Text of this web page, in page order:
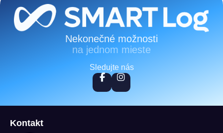
Zápätie
Nekonečné možnosti
na jednom mieste
Sledujte nás
Kontakt